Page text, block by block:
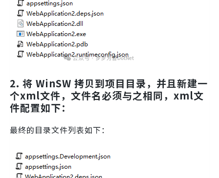
2. 将 WinSW 拷贝到项目目录，并且新建一
个xml文件，文件名必须与之相同，xml文
件配置如下：
最终的目录文件列表如下：